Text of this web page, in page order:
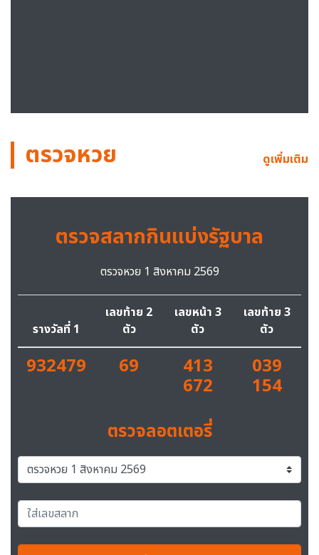
ตรวจหวย ดูเพิ่มเติม
ตรวจสลากกินแบ่งรัฐบาล
ตรวจหวย 1 สิงหาคม 2569
รางวัลที่ 1
เลขท้าย 2
ตัว
เลขหน้า 3
ตัว
เลขท้าย 3
ตัว
932479 69 413
672
039
154
ตรวจลอตเตอรี่